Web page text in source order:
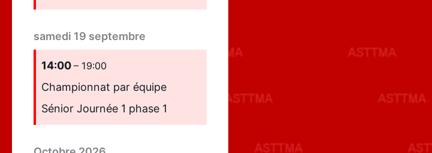
samedi 19 septembre
14:00 – 19:00
Championnat par équipe
Sénior Journée 1 phase 1